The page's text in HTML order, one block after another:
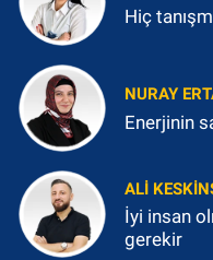
Hiç
NURAY
Enerjinin
ALI
İyi insan
gerekir